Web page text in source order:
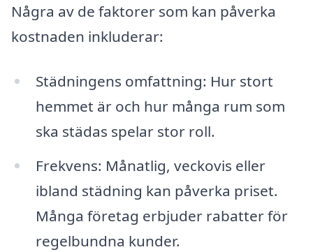
Några av de faktorer som kan påverka
kostnaden inkluderar:
Städningens omfattning: Hur stort
hemmet är och hur många rum som
ska städas spelar stor roll.
Frekvens: Månatlig, veckovis eller
ibland städning kan påverka priset.
Många företag erbjuder rabatter för
regelbundna kunder.